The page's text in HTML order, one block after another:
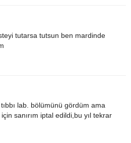
tutarsa tutsun ben mardinde
lab. bölümünü gördüm ama
sanırım iptal edildi,bu yıl tekrar